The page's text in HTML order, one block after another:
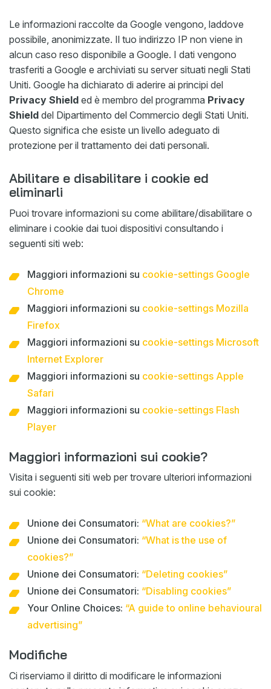
Le informazioni raccolte da Google vengono, laddove
possibile, anonimizzate. Il tuo indirizzo IP non viene in
alcun caso reso disponibile a Google. I dati vengono
trasferiti a Google e archiviati su server situati negli Stati
Uniti. Google ha dichiarato di aderire ai principi del
Privacy Shield ed è membro del programma Privacy
Shield del Dipartimento del Commercio degli Stati Uniti.
Questo significa che esiste un livello adeguato di
protezione per il trattamento dei dati personali.
Abilitare e disabilitare i cookie ed
eliminarli
Puoi trovare informazioni su come abilitare/disabilitare o
eliminare i cookie dai tuoi dispositivi consultando i
seguenti siti web:
Maggiori informazioni su cookie-settings Google
Chrome
Maggiori informazioni su cookie-settings Mozilla
Firefox
Maggiori informazioni su cookie-settings Microsoft
Internet Explorer
Maggiori informazioni su cookie-settings Apple
Safari
Maggiori informazioni su cookie-settings Flash
Player
Maggiori informazioni sui cookie?
Visita i seguenti siti web per trovare ulteriori informazioni
sui cookie:
Unione dei Consumatori: “What are cookies?”
Unione dei Consumatori: “What is the use of
cookies?”
Unione dei Consumatori: “Deleting cookies”
Unione dei Consumatori: “Disabling cookies”
Your Online Choices: “A guide to online behavioural
advertising”
Modifiche
Ci riserviamo il diritto di modificare le informazioni